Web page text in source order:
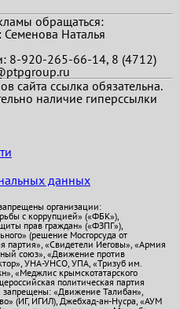
обращаться:
Наталья
8-920-265-66-14, 8 (4712)
сайта ссылка обязательна.
наличие гиперссылки
данных
организации:
с коррупцией» («ФБК»),
прав граждан» («ФЗПГ»),
(решение Мосгорсуда от
«Свидетели Иеговы», «Армия
союз», «Движение против
УНА-УНСО, УПА, «Тризуб им.
«Меджлис крымскотатарского
политическая партия
«Движение Талибан»,
(ИГ, ИГИЛ), Джебхад-ан-Нусра, «АУМ